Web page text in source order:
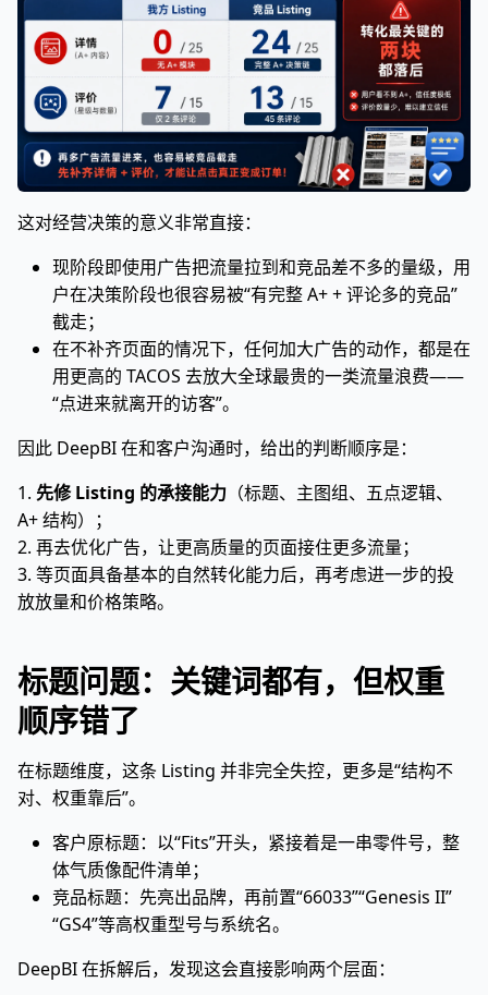
这对经营决策的意义非常直接：
现阶段即使用广告把流量拉到和竞品差不多的量级，用
户在决策阶段也很容易被“有完整 A+ + 评论多的竞品”
截走；
在不补齐页面的情况下，任何加大广告的动作，都是在
用更高的 TACOS 去放大全球最贵的一类流量浪费——
“点进来就离开的访客”。
因此 DeepBI 在和客户沟通时，给出的判断顺序是：
1. 先修 Listing 的承接能力 （标题、主图组、五点逻辑、
A+ 结构）；
2. 再去优化广告，让更高质量的页面接住更多流量；
3. 等页面具备基本的自然转化能力后，再考虑进一步的投
放放量和价格策略。
标题问题：关键词都有，但权重
顺序错了
在标题维度，这条 Listing 并非完全失控，更多是“结构不
对、权重靠后”。
客户原标题：以“Fits”开头，紧接着是一串零件号，整
体气质像配件清单；
竞品标题：先亮出品牌，再前置“66033”“Genesis II”
“GS4”等高权重型号与系统名。
DeepBI 在拆解后，发现这会直接影响两个层面：